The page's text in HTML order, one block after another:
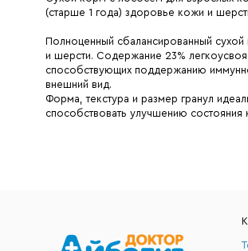
(старше 1 года) здоровье кожи и
Полноценный сбалансированный
и шерсти. Содержание 23%
способствующих поддержанию
внешний вид.
Форма, текстура и размер гранул
способствовать улучшению